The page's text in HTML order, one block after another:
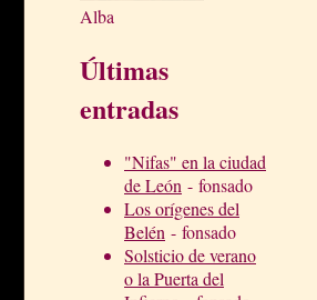
Alba
Últimas
entradas
"Nifas" en la ciudad
de León - fonsado
Los orígenes del
Belén - fonsado
Solsticio de verano
o la Puerta del